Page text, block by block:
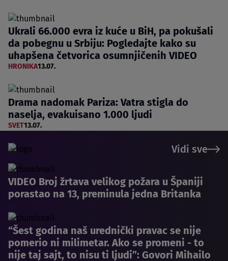
Ukrali 66.000 evra iz kuće u BiH, pa pokušali
da pobegnu u Srbiju: Pogledajte kako su
uhapšena četvorica osumnjičenih VIDEO
HRONIKA13.07.
Drama nadomak Pariza: Vatra stigla do
naselja, evakuisano 1.000 ljudi
SVET13.07.
Vidi sve
VIDEO Broj žrtava velikog požara u Španiji
porastao na 13, preminula jedna Britanka
“Šest godina naš urednički pravac se nije
pomerio ni milimetar. Ako se promeni - to
nije taj sajt, to nisu ti ljudi”: Govori Mihailo